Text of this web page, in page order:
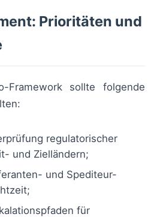
Prioritäten und
Framework sollte folgende
regulatorischer
und Zielländern;
und Spediteur-
für